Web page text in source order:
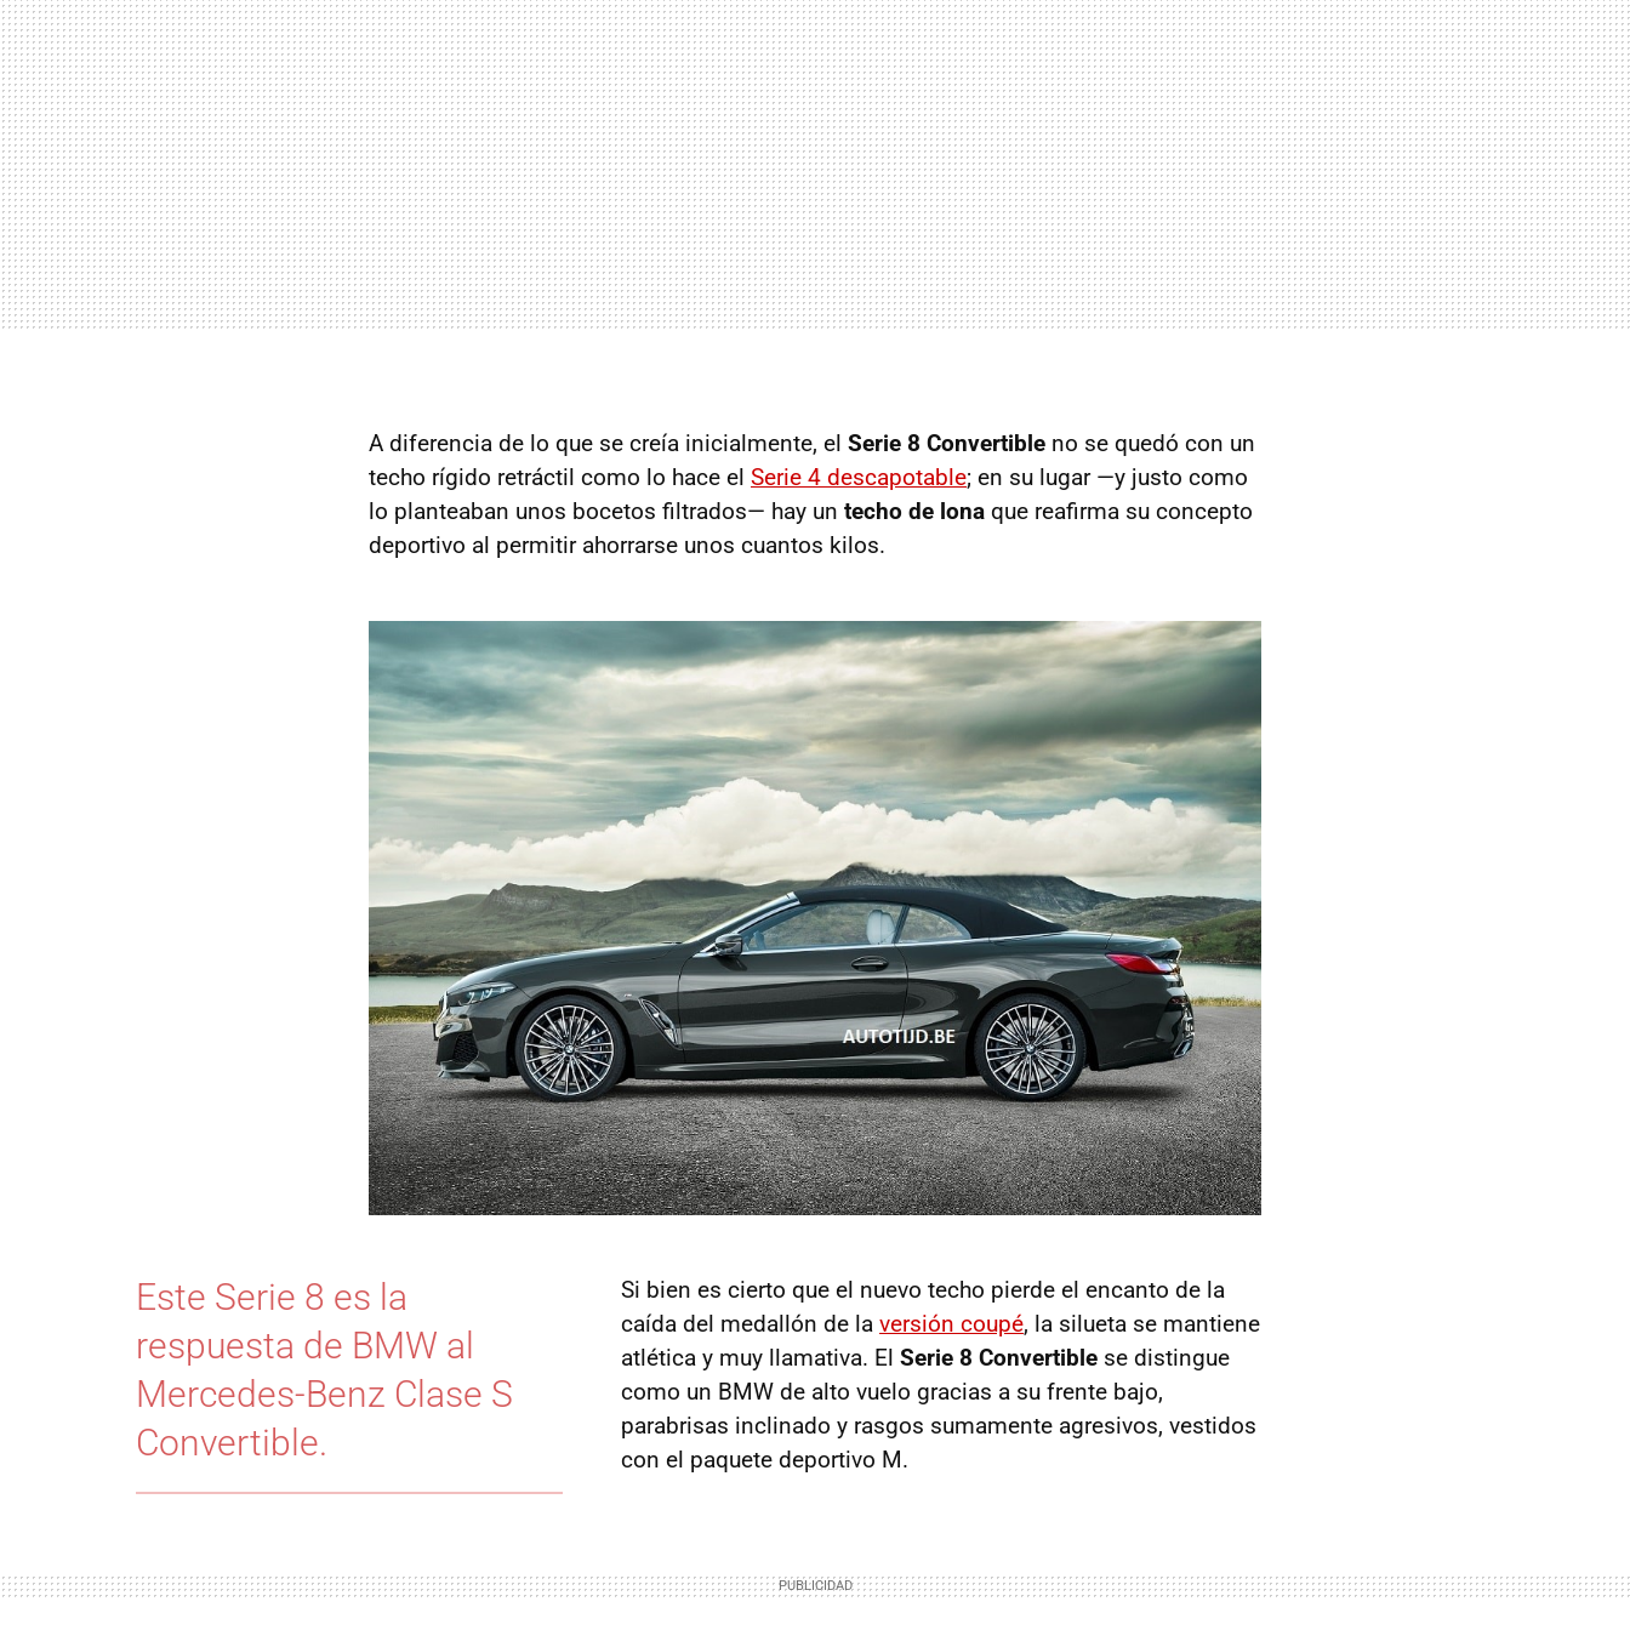
A diferencia de lo que se creía inicialmente, el Serie 8 Convertible no se quedó con un
techo rígido retráctil como lo hace el Serie 4 descapotable; en su lugar —y justo como
lo planteaban unos bocetos filtrados— hay un techo de lona que reafirma su concepto
deportivo al permitir ahorrarse unos cuantos kilos.
Este Serie 8 es la
respuesta de BMW al
Mercedes-Benz Clase S
Convertible.
Si bien es cierto que el nuevo techo pierde el encanto de la
caída del medallón de la versión coupé, la silueta se mantiene
atlética y muy llamativa. El Serie 8 Convertible se distingue
como un BMW de alto vuelo gracias a su frente bajo,
parabrisas inclinado y rasgos sumamente agresivos, vestidos
con el paquete deportivo M.